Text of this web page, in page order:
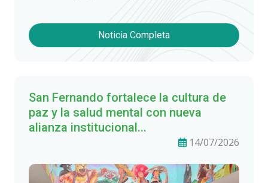
Noticia Completa
San Fernando fortalece la cultura de
paz y la salud mental con nueva
alianza institucional...
14/07/2026